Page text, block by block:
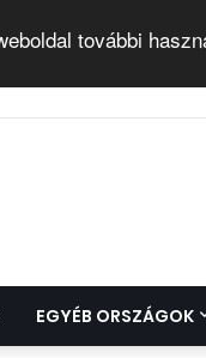
további
EGYÉB ORSZÁGOK